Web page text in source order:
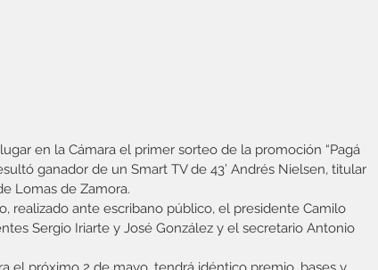
en la Cámara el primer sorteo de la promoción “Pagá
ganador de un Smart TV de 43’ Andrés Nielsen, titular
Lomas de Zamora.
realizado ante escribano público, el presidente Camilo
Sergio Iriarte y José González y el secretario Antonio